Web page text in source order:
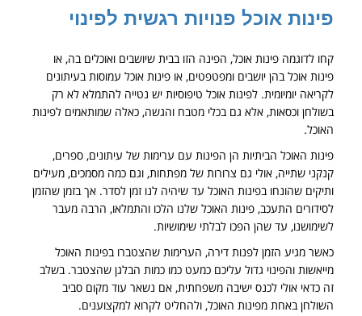
פינות אוכל פנויות רגשית לפינוי
קחו לדוגמה פינות אוכל, הפינה הזו בבית שיושבים ואוכלים בה, או
פינות אוכל בהן יושבים ומפטפטים, או פינות אוכל עמוסות בעיתונים
לקריאה יומיומית. לפינות אוכל טיפוסיות יש נטייה להתמלא לא רק
בשולחן וכסאות, אלא גם בכלי מטבח והגשה, כאלה שמותאמים לפינות
האוכל.
פינות האוכל הביתיות הן הפינות עם ערימות של עיתונים, ספרים,
קנקני שתייה, אולי גם צרורות של מפתחות, וגם כמה מסמכים, מעילים
ותיקים שהונחו בפינות האוכל עד שיהיה לנו זמן לסדר. אך בזמן שהזמן
לסידורים התעכב, פינות האוכל שלנו הלכו והתמלאו, הרבה מעבר
לשימושנו, עד שהן הפכו לבלתי שימושיות.
כאשר מגיע הזמן לפנות דירה, הערימות שהצטברו בפינות האוכל
מייאשות והפינוי גדול עליכם כמעט כמו כמות הבלגן שהצטבר. בשלב
זה כדאי אולי לכנס ישיבה משפחתית, אם נשאר עוד מקום סביב
השולחן באחת מפינות האוכל, ולהחליט לקרוא למקצוענים.